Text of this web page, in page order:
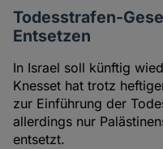
Todesstrafen-
Entsetzen
In Israel soll künftig
Knesset hat trotz
zur Einführung der
allerdings nur
entsetzt.